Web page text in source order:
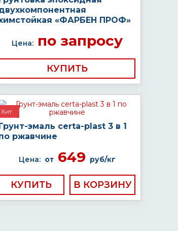
«ФАРБЕН ПРОФ»
Цена:по запросу
КУПИТЬ
Хит
эмаль certa-plast 3 в 1
ржавчине
Цена: от649 руб/кг
КУПИТЬ